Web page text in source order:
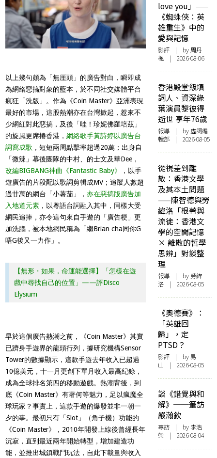
以上幾句頗為「無厘頭」的廣告對白，瞬即成
為網絡惡搞對象的藍本，於不同社交媒體平台
瘋狂「洗版」。作為《Coin Master》亞洲表現
最好的市場，這股熱潮亦在台灣掀起，惹來不
少網紅對此惡搞，及後「哇！珍妮佛羅培茲」
的旋風更席捲香港，網絡歌手黃詩婷以廣告台
詞寫成歌 ，短短兩周點擊率超過20萬；出身自
「微辣」幕後團隊的中村、的士文及華Dee，
改編BIGBANG神曲《Fantastic Baby》
，以手
遊廣告的片段配以歌詞剪輯成MV；追蹤人數超
過廿萬的網台「小薯茄」，亦在惡搞版廣告加
入地道元素 ，以粵語台詞融入其中，同樣大受
網民追捧，亦令這句來自手遊的「廣告梗」更
加洗腦，被本地網民稱為「繼Brian cha同你G
唔G後又一力作」。
【無形・如果，命運能選擇】「怎樣在遊
戲中尋找自己的位置」——評Disco
Elysium
早於這個廣告熱潮之前，《Coin Master》其實
已躋身手遊界的龍頭行列，據研究機構Sensor
Tower的數據顯示，這款手遊去年收入已超過
10億美元，十一月更創下單月收入最高紀錄，
成為全球排名第四的移動遊戲。熱潮背後，到
底《Coin Master》有著何等魅力，足以瘋魔全
球玩家？事實上，這款手遊的爆發並非一朝一
夕的事。最初只有「Slot」（角子機）功能的
《Coin Master》，2010年開發上線後曾經長年
沉寂，直到最近兩年開始轉型，增加建造功
能，並推出城鎮戰鬥玩法，自此下載量與收入
love you」——
《蜘蛛俠：英
雄重生》中的
愛與記憶
影評 | by周丹
楓 | 2026-08-06
香港殿堂級填
詞人、資深綠
葉演員黎彼得
逝世 享年76歲
報導 | by 虛詞編
輯部 | 2026-08-05
從視差到離
散：香港文學
及其本土問題
——陳智德與勞
緯洛「根著與
流徙：香港文
學的空間記憶
× 離散的哲學
思辨」對談整
理
報導 | by 勞緯
洛 | 2026-08-05
《奧德賽》：
「英雄回
歸」，定
PTSD？
影評 | by 易
山 | 2026-08-05
談《錯覺與和
解》──筆訪
嚴瀚欽
專訪 | by 李浩
榮 | 2026-08-04